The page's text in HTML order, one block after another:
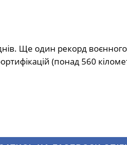
Ще один рекорд
(понад 560